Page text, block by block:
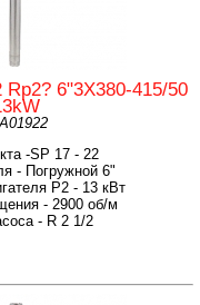
6"3X380-415/50
-SP 17 - 22
- Погружной 6"
Р2 - 13 кВт
- 2900 об/м
- R 2 1/2